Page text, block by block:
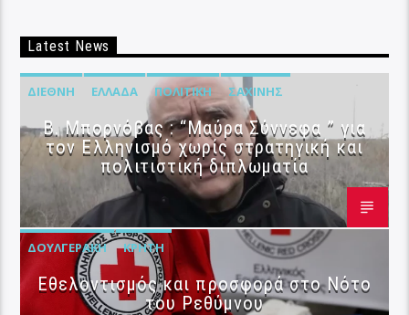
Latest News
ΔΙΕΘΝΉ ΕΛΛΆΔΑ ΠΟΛΙΤΙΚΉ ΣΑΧΊΝΗΣ
B. Μπορνόβας : “Μαύρα Σύννεφα ” για
τον Ελληνισμό χωρίς στρατηγική και
πολιτιστική διπλωματία
ΔΟΥΛΓΕΡΆΚΗ ΚΡΉΤΗ
Εθελοντισμός και προσφορά στο Νότο
του Ρεθύμνου